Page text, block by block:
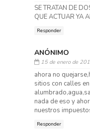
SE TRATAN DE
QUE ACTUAR YA
Responder
ANÓNIMO
15 de enero de
ahora no
sitios con calles
nada de eso y
nuestros
Responder